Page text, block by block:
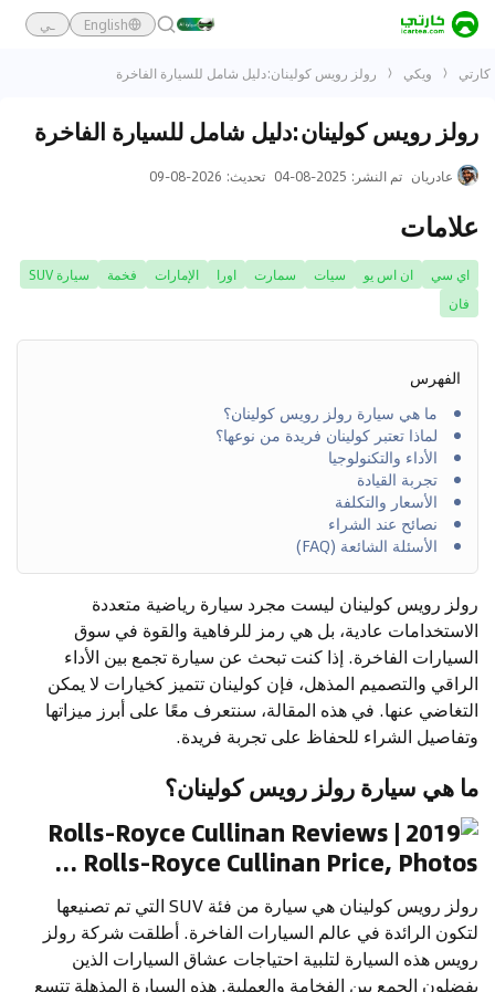
English ـي
كارتي ويكي رولز رويس كولينان:دليل شامل للسيارة الفاخرة
رولز رويس كولينان:دليل شامل للسيارة الفاخرة
عادريان تم النشر :
2025-08-04 تحديث:
2026-08-09
علامات
اي سي ان اس يو سيات سمارت اورا الإمارات فخمة
سيارة SUV
فان
الفهرس
ما هي سيارة رولز رويس كولينان؟
لماذا تعتبر كولينان فريدة من نوعها؟
الأداء والتكنولوجيا
تجربة القيادة
الأسعار والتكلفة
نصائح عند الشراء
الأسئلة الشائعة (FAQ)
رولز رويس كولينان ليست مجرد سيارة رياضية متعددة
الاستخدامات عادية، بل هي رمز للرفاهية والقوة في سوق
السيارات الفاخرة. إذا كنت تبحث عن سيارة تجمع بين الأداء
الراقي والتصميم المذهل، فإن كولينان تتميز كخيارات لا يمكن
التغاضي عنها. في هذه المقالة، سنتعرف معًا على أبرز ميزاتها
وتفاصيل الشراء للحفاظ على تجربة فريدة.
ما هي سيارة رولز رويس كولينان؟
رولز رويس كولينان هي سيارة من فئة SUV التي تم تصنيعها
لتكون الرائدة في عالم السيارات الفاخرة. أطلقت شركة رولز
رويس هذه السيارة لتلبية احتياجات عشاق السيارات الذين
يفضلون الجمع بين الفخامة والعملية. هذه السيارة المذهلة تتسع